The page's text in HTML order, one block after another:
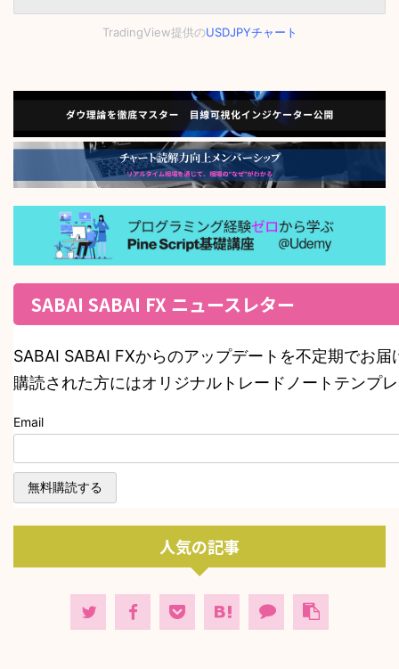
TradingView提供のUSDJPYチャート
SABAI SABAI FX ニュースレター
SABAI SABAI FXからのアップデートを不定期でお届
購読された方にはオリジナルトレードノートテンプ
Email
人気の記事